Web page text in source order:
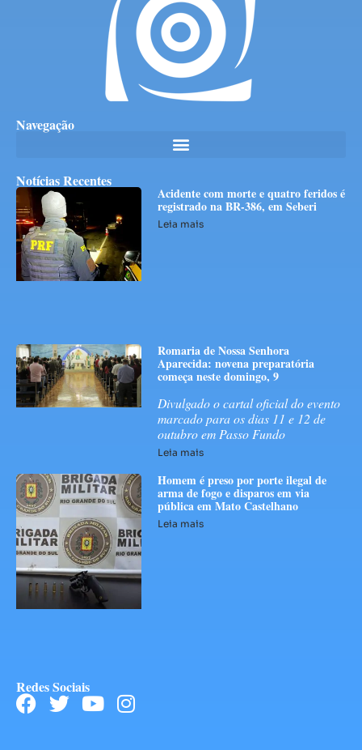
Navegação
Notícias Recentes
Acidente com morte e quatro feridos é
registrado na BR-386, em Seberi
Leia mais
Romaria de Nossa Senhora
Aparecida: novena preparatória
começa neste domingo, 9
Divulgado o cartal oficial do evento
marcado para os dias 11 e 12 de
outubro em Passo Fundo
Leia mais
Homem é preso por porte ilegal de
arma de fogo e disparos em via
pública em Mato Castelhano
Leia mais
Redes Sociais